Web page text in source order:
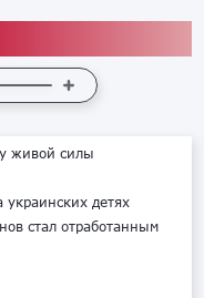
живой силы
украинских детях
стал отработанным